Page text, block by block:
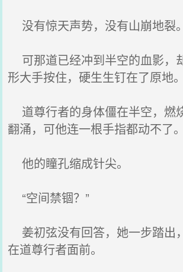
没有惊天声势，没有山崩地裂。
可那道已经冲到半空的血影，
形大手按住，硬生生钉在了原地。
道尊行者的身体僵在半空，燃
翻涌，可他连一根手指都动不了。
他的瞳孔缩成针尖。
“空间禁锢？”
姜初弦没有回答，她一步踏出
在道尊行者面前。